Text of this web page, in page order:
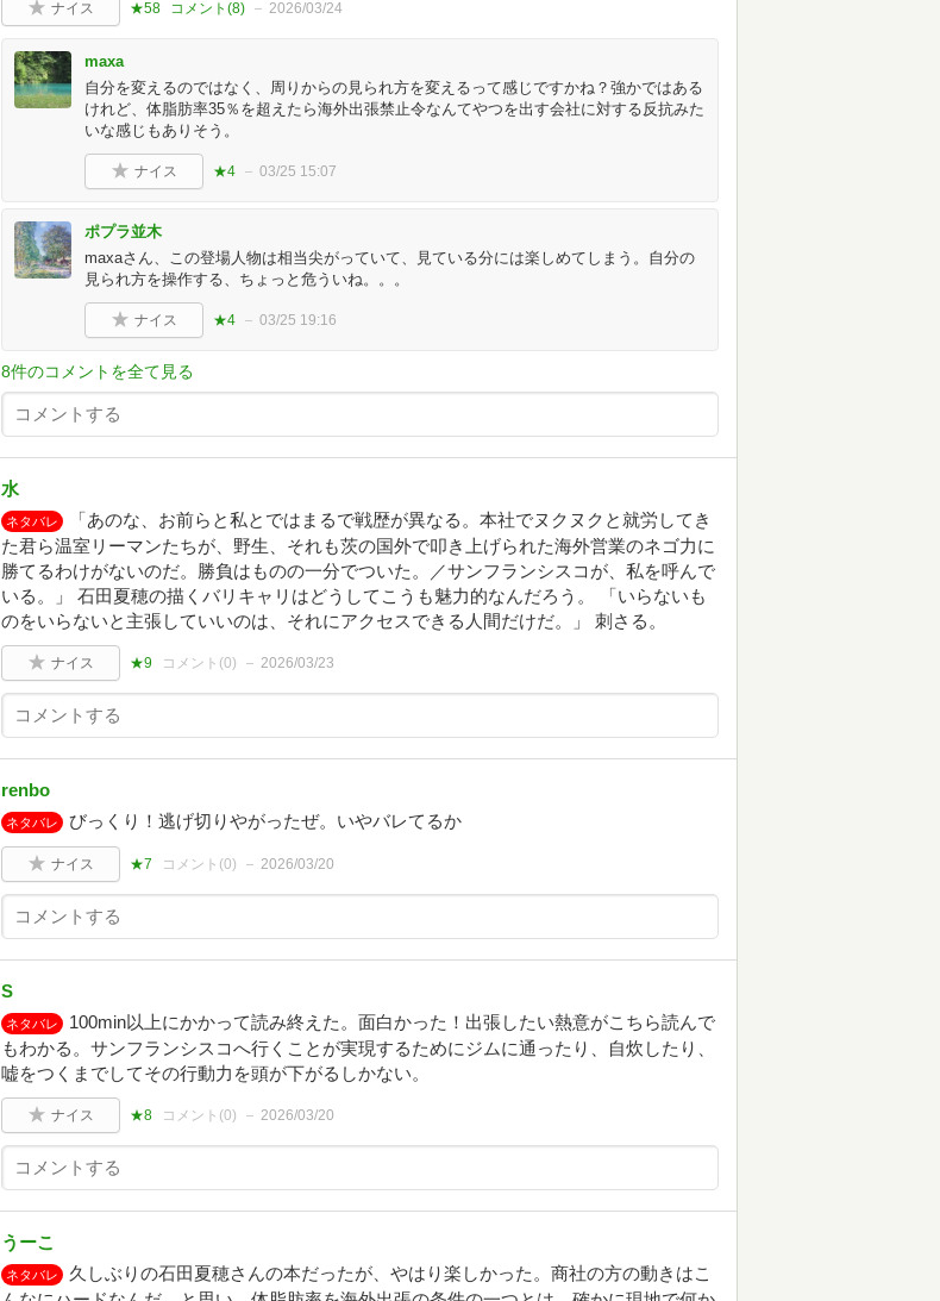
ナイス ★58 コメント(8) 2026/03/24
maxa
自分を変えるのではなく、周りからの見られ方を変えるって感じですかね？強かではある
けれど、体脂肪率35％を超えたら海外出張禁止令なんてやつを出す会社に対する反抗みた
いな感じもありそう。
ナイス ★4 03/25 15:07
ポプラ並木
maxaさん、この登場人物は相当尖がっていて、見ている分には楽しめてしまう。自分の
見られ方を操作する、ちょっと危ういね。。。
ナイス ★4 03/25 19:16
8件のコメントを全て見る
水
ネタバレ
「あのな、お前らと私とではまるで戦歴が異なる。本社でヌクヌクと就労してき
た君ら温室リーマンたちが、野生、それも茨の国外で叩き上げられた海外営業のネゴ力に
勝てるわけがないのだ。勝負はものの一分でついた。／サンフランシスコが、私を呼んで
いる。」 石田夏穂の描くバリキャリはどうしてこうも魅力的なんだろう。 「いらないも
のをいらないと主張していいのは、それにアクセスできる人間だけだ。」 刺さる。
ナイス ★9 コメント(0) 2026/03/23
renbo
ネタバレ びっくり！逃げ切りやがったぜ。いやバレてるか
ナイス ★7 コメント(0) 2026/03/20
S
ネタバレ
100min以上にかかって読み終えた。面白かった！出張したい熱意がこちら読んで
もわかる。サンフランシスコへ行くことが実現するためにジムに通ったり、自炊したり、
嘘をつくまでしてその行動力を頭が下がるしかない。
ナイス ★8 コメント(0) 2026/03/20
うーこ
ネタバレ
久しぶりの石田夏穂さんの本だったが、やはり楽しかった。商社の方の動きはこ